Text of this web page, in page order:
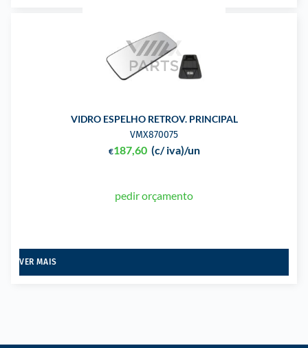
VIDRO ESPELHO RETROV. PRINCIPAL
VMX870075
€187,60 (c/ iva)/un
pedir orçamento
VER MAIS